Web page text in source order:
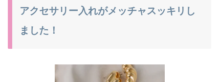
アクセサリー入れがメッチャスッキリし
ました！